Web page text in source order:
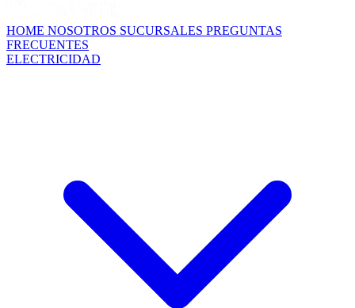
HOME NOSOTROS SUCURSALES PREGUNTAS
FRECUENTES
ELECTRICIDAD